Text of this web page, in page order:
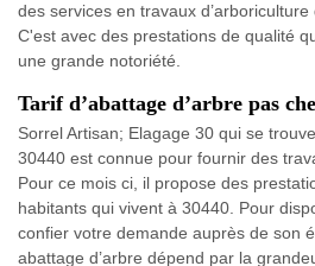
des services en travaux
C'est avec des prestations de qualité
une grande notoriété.
Tarif d’abattage d’arbre pas
Sorrel Artisan; Elagage 30 qui se
30440 est connue pour fournir des
Pour ce mois ci, il propose des
habitants qui vivent à 30440. Pour
confier votre demande auprès de son
abattage d’arbre dépend par la